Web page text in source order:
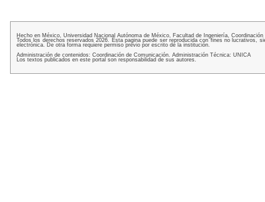
Hecho en México, Universidad Nacional Autónoma de México, Facultad de Ingeniería,
Todos los derechos reservados 2026. Esta pagina puede ser reproducida con fines no lucrativos,
electrónica. De otra forma requiere permiso previo por escrito de la institución.
Administración de contenidos: Coordinación de Comunicación. Administración Técnica: UNICA
Los textos publicados en este portal son responsabilidad de sus autores.